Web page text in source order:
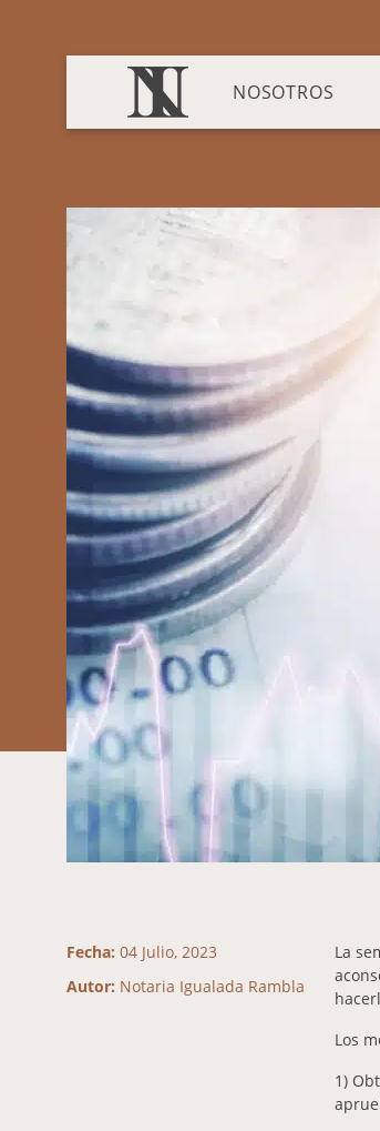
NOSOTROS
Fecha: 04 Julio, 2023
Autor: Notaria Igualada Rambla
La
Los
1)